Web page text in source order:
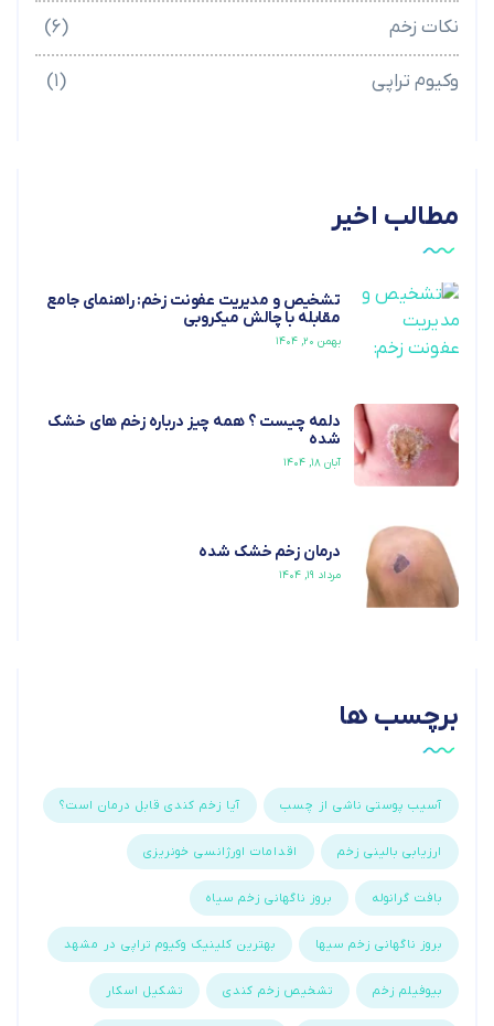
نکات زخم
وکیوم تراپی
مطالب اخیر
تشخیص و مدیریت عفونت زخم: راهنمای جامع
مقابله با چالش میکروبی
بهمن ۲۰, ۱۴۰۴
دلمه چیست ؟ همه چیز درباره زخم های خشک
شده
آبان ۱۸, ۱۴۰۴
درمان زخم خشک شده
مرداد ۱۹, ۱۴۰۴
برچسب ها
آسیب پوستی ناشی از چسب آیا زخم کندی قابل درمان است؟
ارزیابی بالینی زخم اقدامات اورژانسی خونریزی
بافت گرانوله بروز ناگهانی زخم سیاه
بروز ناگهانی زخم سیها بهترین کلینیک وکیوم تراپی در مشهد
بیوفیلم زخم تشخیص زخم کندی تشکیل اسکار